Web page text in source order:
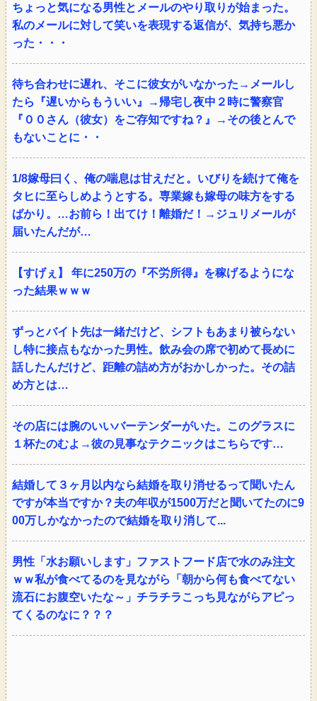
ちょっと気になる男性とメールのやり取りが始まった。
私のメールに対して笑いを表現する返信が、気持ち悪か
った・・・
待ち合わせに遅れ、そこに彼女がいなかった→メールし
たら『遅いからもういい』→帰宅し夜中２時に警察官
『００さん（彼女）をご存知ですね？』→その後とんで
もないことに・・
1/8嫁母曰く、俺の喘息は甘えだと。いびりを続けて俺を
タヒに至らしめようとする。専業嫁も嫁母の味方をする
ばかり。…お前ら！出てけ！離婚だ！→ジュリメールが
届いたんだが…
【すげぇ】 年に250万の『不労所得』を稼げるようにな
った結果ｗｗｗ
ずっとバイト先は一緒だけど、シフトもあまり被らない
し特に接点もなかった男性。飲み会の席で初めて長めに
話したんだけど、距離の詰め方がおかしかった。その詰
め方とは…
その店には腕のいいバーテンダーがいた。このグラスに
１杯たのむよ→彼の見事なテクニックはこちらです…
結婚して３ヶ月以内なら結婚を取り消せるって聞いたん
ですが本当ですか？夫の年収が1500万だと聞いてたのに9
00万しかなかったので結婚を取り消して...
男性「水お願いします」ファストフード店で水のみ注文
ｗｗ私が食べてるのを見ながら「朝から何も食べてない
流石にお腹空いたな～」チラチラこっち見ながらアピっ
てくるのなに？？？